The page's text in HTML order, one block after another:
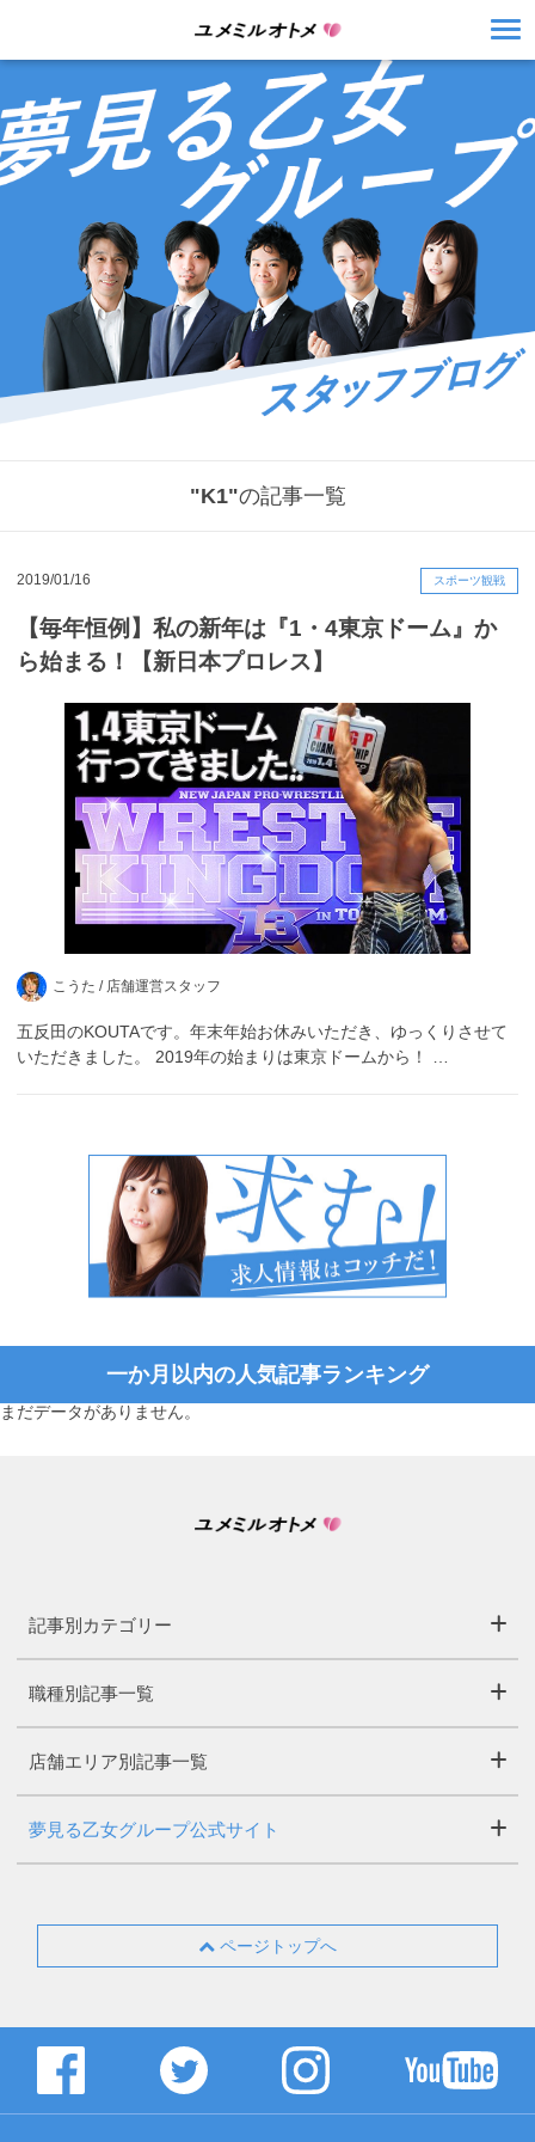
"K1"の記事一覧
2019/01/16 スポーツ観戦
【毎年恒例】私の新年は『1・4東京ドーム』か
ら始まる！【新日本プロレス】
こうた / 店舗運営スタッフ
五反田のKOUTAです。年末年始お休みいただき、ゆっくりさせて
いただきました。 2019年の始まりは東京ドームから！ …
一か月以内の人気記事ランキング
まだデータがありません。
記事別カテゴリー
職種別記事一覧
店舗エリア別記事一覧
夢見る乙女グループ公式サイト
ページトップへ